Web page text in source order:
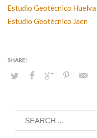
Estudio Geotécnico Huelva
Estudio Geotécnico Jaén